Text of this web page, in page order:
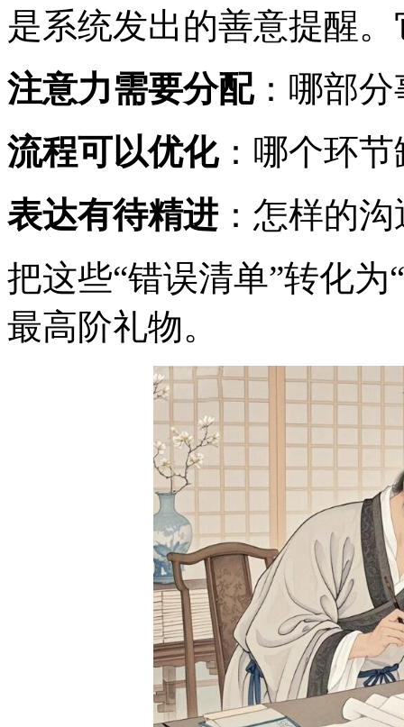
是系统发出的善意提醒
注意力需要分配：哪部
流程可以优化：哪个环
表达有待精进：怎样的
把这些“错误清单”转化
最高阶礼物。